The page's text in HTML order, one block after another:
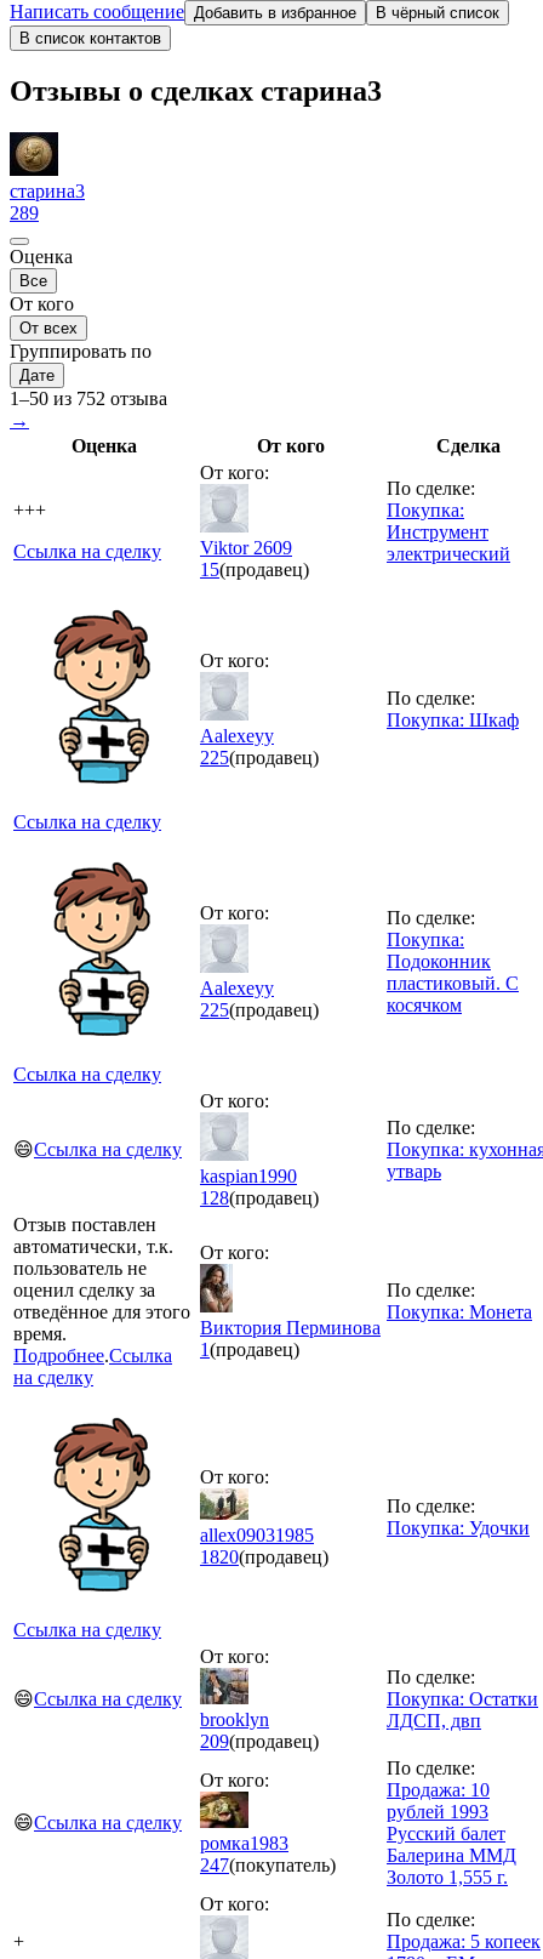
Написать сообщение Добавить в избранное
В чёрный список
В список контактов
Отзывы о сделках старина3
старина3
289
Оценка
Все
От кого
От всех
Группировать по
Дате
1–50 из 752 отзыва
→
Оценка
От кого Сделка
+++
Ссылка на сделку
От кого:
Viktor 2609
15(продавец)
По сделке:
Покупка:
Инструмент
электрический
Ссылка на сделку
От кого:
Aalexeyy
225(продавец)
По сделке:
Покупка: Шкаф
Ссылка на сделку
От кого:
Aalexeyy
225(продавец)
По сделке:
Покупка:
Подоконник
пластиковый. С
косячком
😄Ссылка на сделку
От кого:
kaspian1990
128(продавец)
По сделке:
Покупка:
утварь
Отзыв поставлен
автоматически, т.к.
пользователь не
оценил сделку за
отведённое для этого
время.
Подробнее.Ссылка
на сделку
От кого:
Виктория Перминова
1(продавец)
По сделке:
Покупка: Монета
Ссылка на сделку
От кого:
allex09031985
1820(продавец)
По сделке:
Покупка: Удочки
😄Ссылка на сделку
От кого:
brooklyn
209(продавец)
По сделке:
Покупка: Остатки
ЛДСП, двп
😄Ссылка на сделку
От кого:
ромка1983
247(покупатель)
По сделке:
Продажа: 10
рублей 1993
Русский балет
Балерина ММД
Золото 1,555 г.
+
От кого:
По сделке:
Продажа: 5 копеек